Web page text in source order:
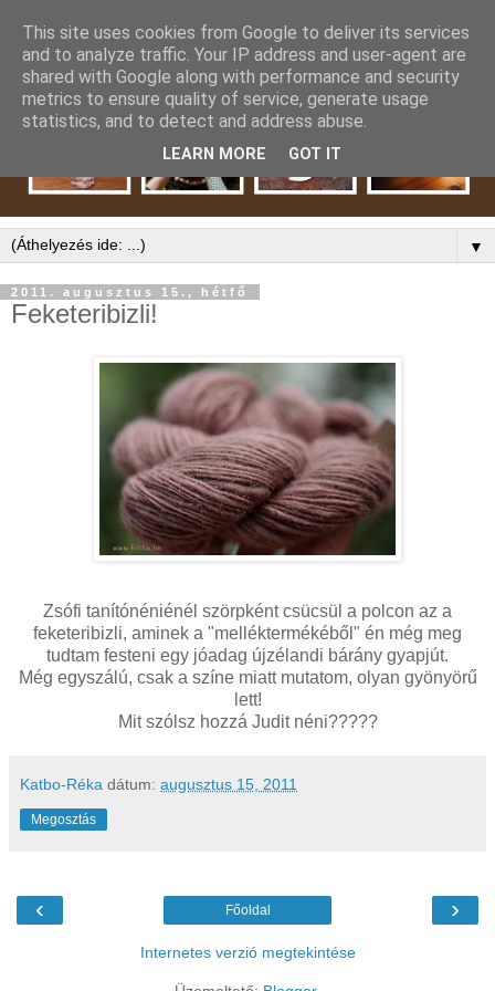
▼
2011. augusztus 15., hétfő
Feketeribizli!
Zsófi tanítónéniénél szörpként csücsül a polcon az a
feketeribizli, aminek a "melléktermékéből" én még meg
tudtam festeni egy jóadag újzélandi bárány gyapjút.
Még egyszálú, csak a színe miatt mutatom, olyan gyönyörű
lett!
Mit szólsz hozzá Judit néni?????
Katbo-Réka dátum: augusztus 15, 2011
Megosztás
‹ ›
Főoldal
Internetes verzió megtekintése
This site uses cookies from Google to deliver its services
and to analyze traffic. Your IP address and user-agent are
shared with Google along with performance and security
metrics to ensure quality of service, generate usage
statistics, and to detect and address abuse.
LEARN MORE GOT IT